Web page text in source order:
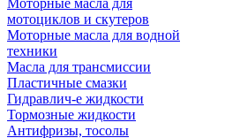
Моторные масла для
мотоциклов и скутеров
Моторные масла для водной
техники
Масла для трансмиссии
Пластичные смазки
Гидравлич-е жидкости
Тормозные жидкости
Антифризы, тосолы